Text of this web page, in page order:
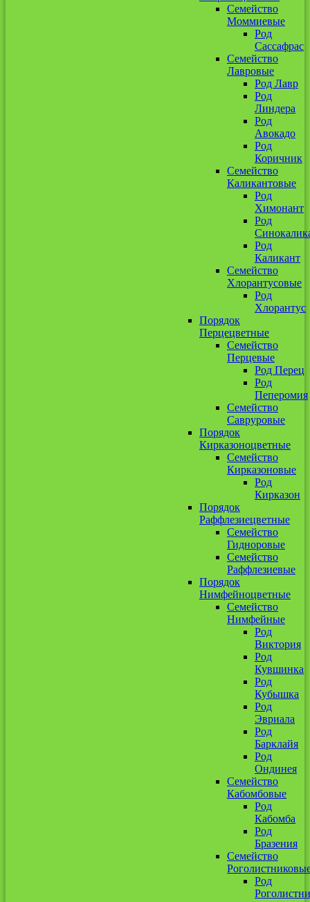
Семейство
Моммиевые
Род
Сассафрас
Семейство
Лавровые
Род Лавр
Род
Линдера
Род
Авокадо
Род
Коричник
Семейство
Каликантовые
Род
Химонант
Род
Род
Каликант
Семейство
Хлорантусовые
Род
Хлорантус
Порядок
Перцецветные
Семейство
Перцевые
Род Перец
Род
Пеперомия
Семейство
Савруровые
Порядок
Кирказоноцветные
Семейство
Кирказоновые
Род
Кирказон
Порядок
Раффлезиецветные
Семейство
Гидноровые
Семейство
Раффлезиевые
Порядок
Нимфейноцветные
Семейство
Нимфейные
Род
Виктория
Род
Кувшинка
Род
Кубышка
Род
Эвриала
Род
Барклайя
Род
Ондинея
Семейство
Кабомбовые
Род
Кабомба
Род
Бразения
Семейство
Род